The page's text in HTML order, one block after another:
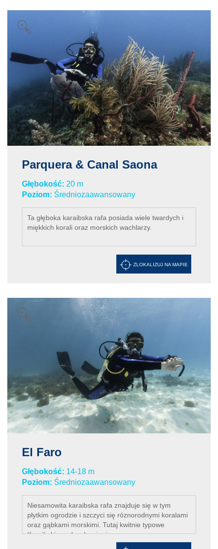
Parquera & Canal Saona
Głębokość: 20 m
Poziom: Średniozaawansowany
Ta głęboka karaibska rafa posiada wiele twardych i
miękkich korali oraz morskich wachlarzy.
ZLOKALIZUJ NA MAPIE
El Faro
Głębokość: 14-18 m
Poziom: Średniozaawansowany
Niesamowita karaibska rafa znajduje się w tym
płytkim ogrodzie i szczyci się róznorodnymi koralami
oraz gąbkami morskimi. Tutaj kwitnie typowe
Karaibskie podwodne życie.